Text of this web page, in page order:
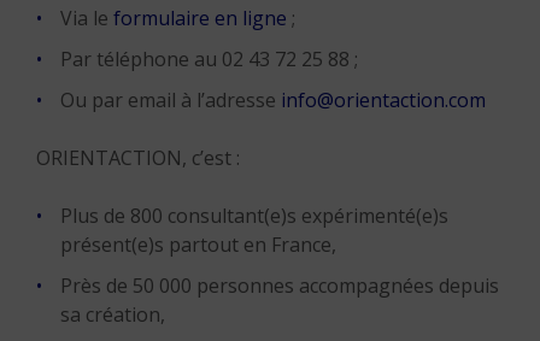
Via le formulaire en ligne ;
Par téléphone au 02 43 72 25 88 ;
Ou par email à l’adresse info@orientaction.com
ORIENTACTION, c’est :
Plus de 800 consultant(e)s expérimenté(e)s
présent(e)s partout en France,
Près de 50 000 personnes accompagnées depuis
sa création,